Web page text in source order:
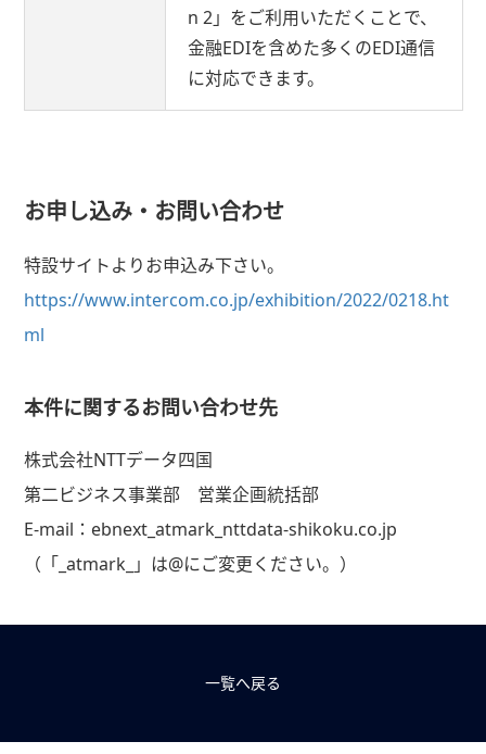
n 2」をご利用いただくことで、
金融EDIを含めた多くのEDI通信
に対応できます。
お申し込み・お問い合わせ
特設サイトよりお申込み下さい。
https://www.intercom.co.jp/exhibition/2022/0218.ht
ml
本件に関するお問い合わせ先
株式会社NTTデータ四国
第二ビジネス事業部 営業企画統括部
E-mail：ebnext_atmark_nttdata-shikoku.co.jp
（「_atmark_」は@にご変更ください。）
一覧へ戻る